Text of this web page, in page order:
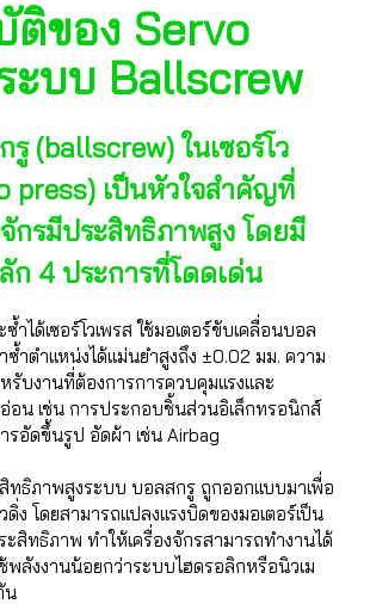
ของ Servo
ะบบ Ballscrew
(ballscrew) ในเซอร์โว
press) เป็นหัวใจสำคัญที่
กรมีประสิทธิภาพสูง โดยมี
4 ประการที่โดดเด่น
ำได้เซอร์โวเพรส ใช้มอเตอร์ขับเคลื่อนบอล
ซ้ำตำแหน่งได้แม่นยำสูงถึง ±0.02 มม. ความ
รับงานที่ต้องการการควบคุมแรงและ
อน เช่น การประกอบชิ้นส่วนอิเล็กทรอนิกส์
รอัดขึ้นรูป อัดผ้า เช่น Airbag
ทธิภาพสูงระบบ บอลสกรู ถูกออกแบบมาเพื่อ
ดิ่ง โดยสามารถแปลงแรงบิดของมอเตอร์เป็น
ะสิทธิภาพ ทำให้เครื่องจักรสามารถทำงานได้
พลังงานน้อยกว่าระบบไฮดรอลิกหรือนิวเม
น